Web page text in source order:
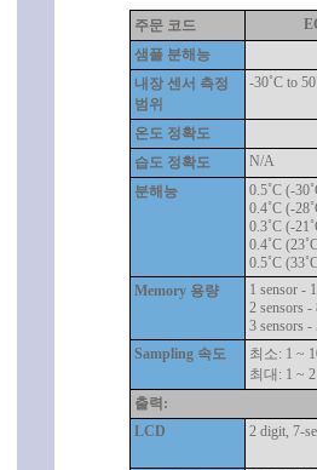
주문 코드
샘플 분해능
내장 센서 측정
범위
-30˚C to
온도 정확도
습도 정확도
N/A
분해능
0.5˚C (-
0.4˚C (-
0.3˚C (-
0.4˚C
0.5˚C
Memory 용량
1 sensor -
2 sensors -
3 sensors -
Sampling 속도
최소: 1 ~
최대: 1 ~
출력:
LCD
2 digit, 7-